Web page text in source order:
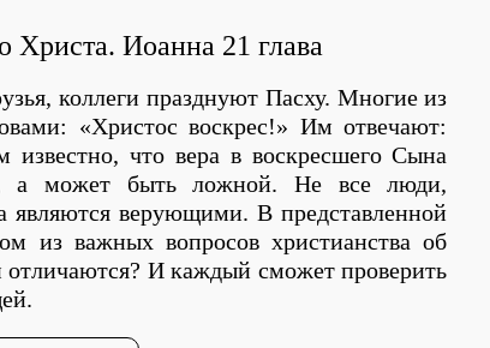
Христа. Иоанна 21 глава
коллеги празднуют Пасху. Многие из
«Христос воскрес!» Им отвечают:
известно, что вера в воскресшего Сына
а может быть ложной. Не все люди,
являются верующими. В представленной
из важных вопросов христианства об
И каждый сможет проверить